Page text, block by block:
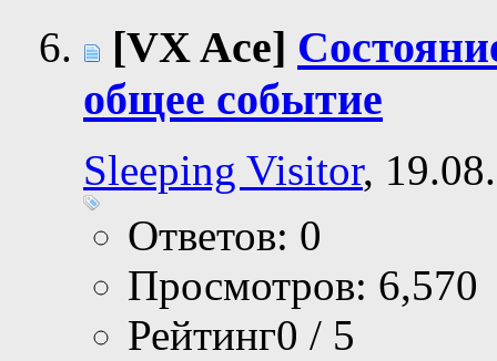
[VX Ace]
общее событие
Sleeping Visitor,
Ответов: 0
Просмотров: 6,570
Рейтинг0 / 5